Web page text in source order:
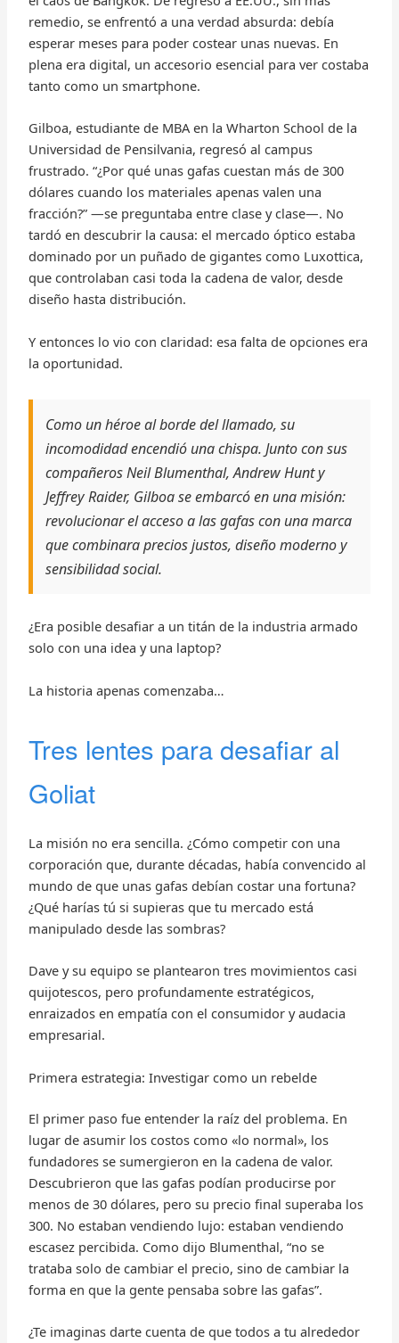
remedio, se enfrentó a una verdad absurda: debía
esperar meses para poder costear unas nuevas. En
plena era digital, un accesorio esencial para ver costaba
tanto como un smartphone.
Gilboa, estudiante de MBA en la Wharton School de la
Universidad de Pensilvania, regresó al campus
frustrado. “¿Por qué unas gafas cuestan más de 300
dólares cuando los materiales apenas valen una
fracción?” —se preguntaba entre clase y clase—. No
tardó en descubrir la causa: el mercado óptico estaba
dominado por un puñado de gigantes como Luxottica,
que controlaban casi toda la cadena de valor, desde
diseño hasta distribución.
Y entonces lo vio con claridad: esa falta de opciones era
la oportunidad.
Como un héroe al borde del llamado, su
incomodidad encendió una chispa. Junto con sus
compañeros Neil Blumenthal, Andrew Hunt y
Jeffrey Raider, Gilboa se embarcó en una misión:
revolucionar el acceso a las gafas con una marca
que combinara precios justos, diseño moderno y
sensibilidad social.
¿Era posible desafiar a un titán de la industria armado
solo con una idea y una laptop?
La historia apenas comenzaba…
Tres lentes para desafiar al
Goliat
La misión no era sencilla. ¿Cómo competir con una
corporación que, durante décadas, había convencido al
mundo de que unas gafas debían costar una fortuna?
¿Qué harías tú si supieras que tu mercado está
manipulado desde las sombras?
Dave y su equipo se plantearon tres movimientos casi
quijotescos, pero profundamente estratégicos,
enraizados en empatía con el consumidor y audacia
empresarial.
Primera estrategia: Investigar como un rebelde
El primer paso fue entender la raíz del problema. En
lugar de asumir los costos como «lo normal», los
fundadores se sumergieron en la cadena de valor.
Descubrieron que las gafas podían producirse por
menos de 30 dólares, pero su precio final superaba los
300. No estaban vendiendo lujo: estaban vendiendo
escasez percibida. Como dijo Blumenthal, “no se
trataba solo de cambiar el precio, sino de cambiar la
forma en que la gente pensaba sobre las gafas”.
¿Te imaginas darte cuenta de que todos a tu alrededor